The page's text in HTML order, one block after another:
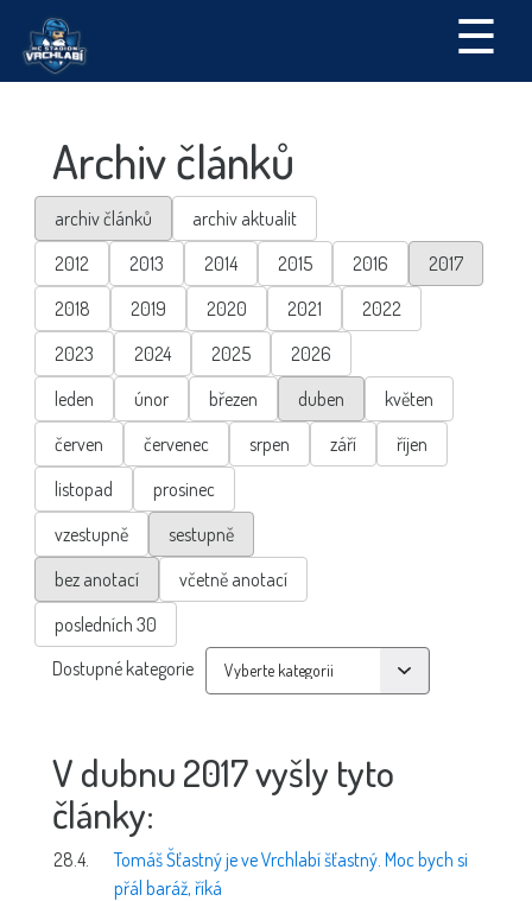
☰
Archiv článků
archiv článků
archiv aktualit
2012
2013 2014 2015 2016
2017
2018
2019 2020 2021
2022
2023
2024 2025
2026
leden
únor březen duben
květen
červen
červenec srpen září
říjen
listopad
prosinec
vzestupně
sestupně
bez anotací
včetně anotací
posledních 30
Dostupné kategorie
V dubnu 2017 vyšly tyto
články:
28.4.
Tomáš Šťastný je ve Vrchlabí šťastný. Moc bych si
přál baráž, říká